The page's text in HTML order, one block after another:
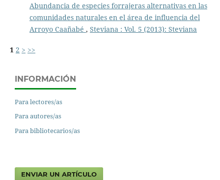
Abundancia de especies forrajeras alternativas en las
comunidades naturales en el área de influencia del
Arroyo Caañabé , Steviana : Vol. 5 (2013): Steviana
1 2 > >>
INFORMACIÓN
Para lectores/as
Para autores/as
Para bibliotecarios/as
ENVIAR UN ARTÍCULO